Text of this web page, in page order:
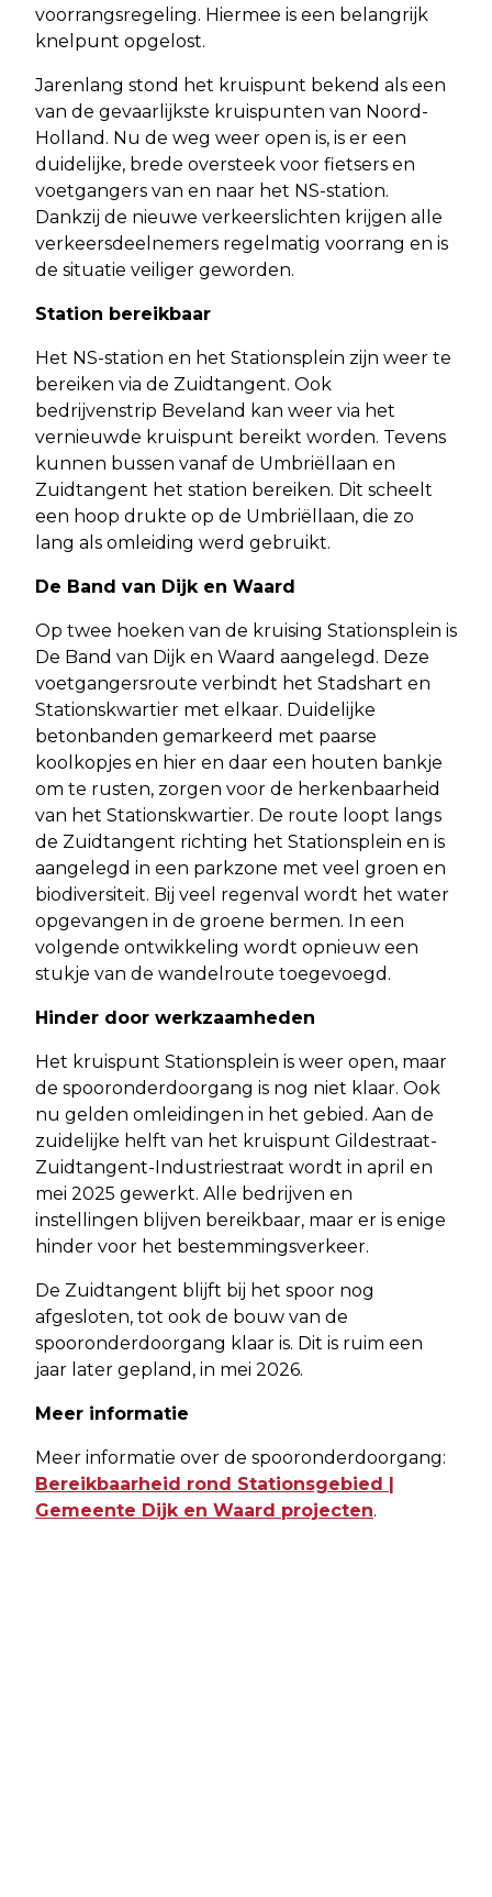
voorrangsregeling. Hiermee is een belangrijk
knelpunt opgelost.
Jarenlang stond het kruispunt bekend als een
van de gevaarlijkste kruispunten van Noord-
Holland. Nu de weg weer open is, is er een
duidelijke, brede oversteek voor fietsers en
voetgangers van en naar het NS-station.
Dankzij de nieuwe verkeerslichten krijgen alle
verkeersdeelnemers regelmatig voorrang en is
de situatie veiliger geworden.
Station bereikbaar
Het NS-station en het Stationsplein zijn weer te
bereiken via de Zuidtangent. Ook
bedrijvenstrip Beveland kan weer via het
vernieuwde kruispunt bereikt worden. Tevens
kunnen bussen vanaf de Umbriëllaan en
Zuidtangent het station bereiken. Dit scheelt
een hoop drukte op de Umbriëllaan, die zo
lang als omleiding werd gebruikt.
De Band van Dijk en Waard
Op twee hoeken van de kruising Stationsplein is
De Band van Dijk en Waard aangelegd. Deze
voetgangersroute verbindt het Stadshart en
Stationskwartier met elkaar. Duidelijke
betonbanden gemarkeerd met paarse
koolkopjes en hier en daar een houten bankje
om te rusten, zorgen voor de herkenbaarheid
van het Stationskwartier. De route loopt langs
de Zuidtangent richting het Stationsplein en is
aangelegd in een parkzone met veel groen en
biodiversiteit. Bij veel regenval wordt het water
opgevangen in de groene bermen. In een
volgende ontwikkeling wordt opnieuw een
stukje van de wandelroute toegevoegd.
Hinder door werkzaamheden
Het kruispunt Stationsplein is weer open, maar
de spooronderdoorgang is nog niet klaar. Ook
nu gelden omleidingen in het gebied. Aan de
zuidelijke helft van het kruispunt Gildestraat-
Zuidtangent-Industriestraat wordt in april en
mei 2025 gewerkt. Alle bedrijven en
instellingen blijven bereikbaar, maar er is enige
hinder voor het bestemmingsverkeer.
De Zuidtangent blijft bij het spoor nog
afgesloten, tot ook de bouw van de
spooronderdoorgang klaar is. Dit is ruim een
jaar later gepland, in mei 2026.
Meer informatie
Meer informatie over de spooronderdoorgang:
Bereikbaarheid rond Stationsgebied |
Gemeente Dijk en Waard projecten.